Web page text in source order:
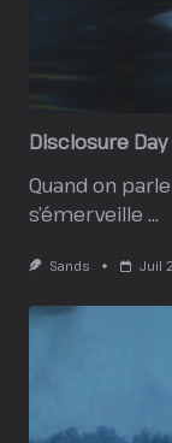
Disclosure
Quand on
s’émerveille ...
Sands Juil